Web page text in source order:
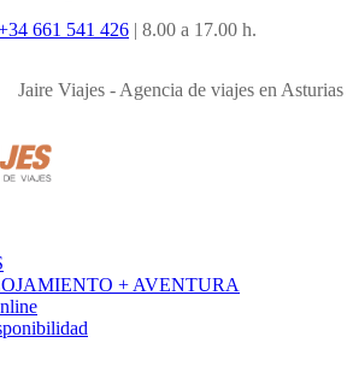
661 541 426 | 8.00 a 17.00 h.
Jaire Viajes - Agencia de viajes en Asturias
+ AVENTURA